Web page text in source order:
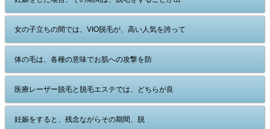
女の子立ちの間では、VIO脱毛が、高い人気を誇って
体の毛は、各種の意味でお肌への攻撃を防
医療レーザー脱毛と脱毛エステでは、どちらが良
妊娠をすると、残念ながらその期間、脱